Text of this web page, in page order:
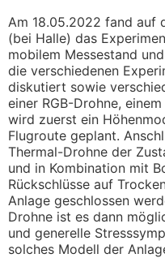
Am 18.05.2022 fand auf
(bei Halle) das
mobilem Messestand
die verschiedenen
diskutiert sowie
einer RGB-Drohne,
wird zuerst ein
Flugroute geplant.
Thermal-Drohne der
und in Kombination mit
Rückschlüsse auf
Anlage geschlossen
Drohne ist es dann
und generelle
solches Modell der